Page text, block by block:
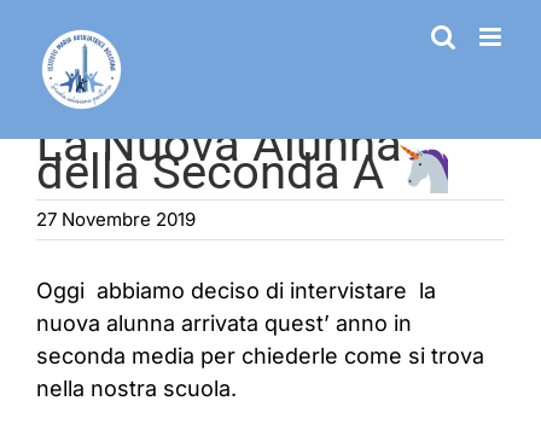
contenuto
La Nuova Alunna
della Seconda A
27 Novembre 2019
Oggi abbiamo deciso di intervistare la
nuova alunna arrivata quest’ anno in
seconda media per chiederle come si trova
nella nostra scuola.